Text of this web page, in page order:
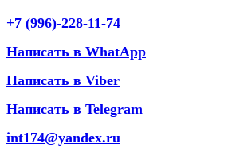
+7 (996)-228-11-74
Написать в WhatApp
Написать в Viber
Написать в Telegram
int174@yandex.ru